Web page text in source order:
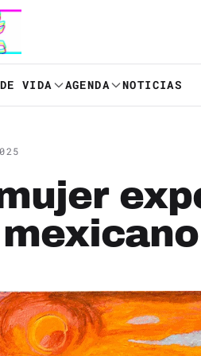
VIDA AGENDA NOTICIAS